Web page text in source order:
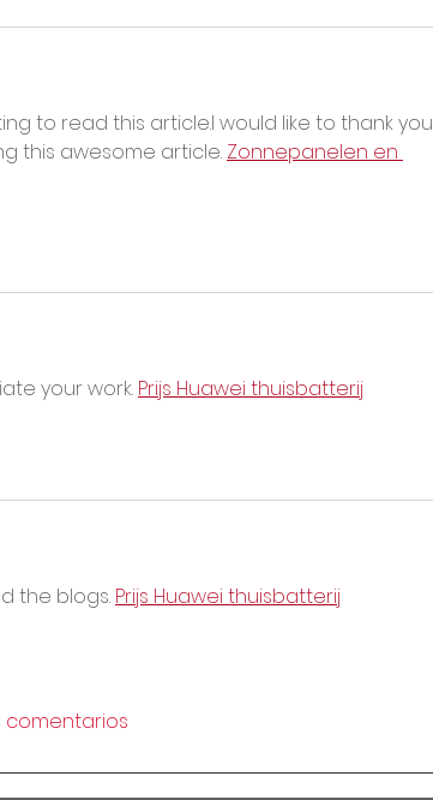
to read this article.I would like to thank you
this awesome article. Zonnepanelen en
your work. Prijs Huawei thuisbatterij
the blogs. Prijs Huawei thuisbatterij
comentarios